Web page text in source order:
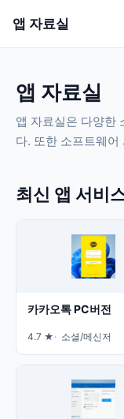
앱 자료실
앱 자료실
앱 자료실은 다양한
다. 또한 소프트웨
최신 앱 서비
카카오톡 PC버전
4.7 ★ 소셜/메신저